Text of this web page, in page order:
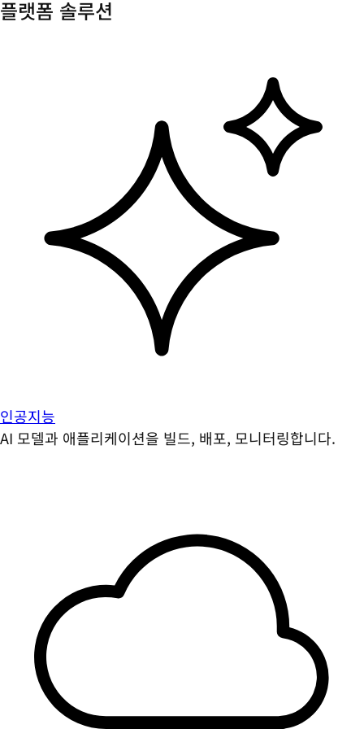
플랫폼 솔루션
인공지능
AI 모델과 애플리케이션을 빌드, 배포, 모니터링합니다.